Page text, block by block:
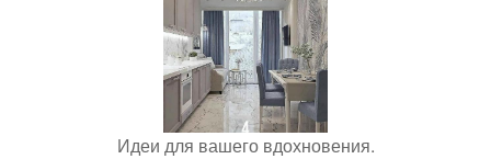
Идеи для вашего вдохновения.